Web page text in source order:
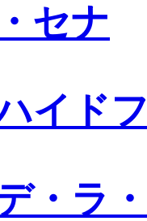
セナ
イド
・ラ